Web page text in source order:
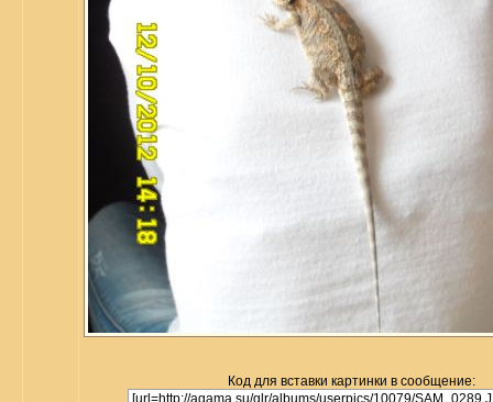
Код для вставки картинки в сообщение: